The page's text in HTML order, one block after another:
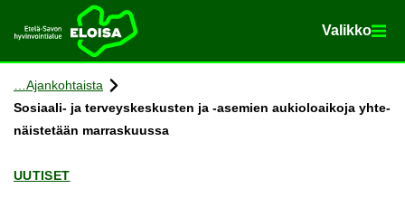
Etusi­vu Va­lik­ko
Va­lik­ko
Siir­ry si­säl­töön
Ajan­koh­tais­ta
Sosiaali-​ ja ter­veys­kes­kus­ten ja -​asemien au­kio­loai­ko­ja yh­te­
näis­te­tään mar­ras­kuus­sa
UU­TI­SET